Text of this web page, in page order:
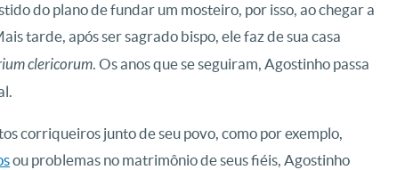
do plano de fundar um mosteiro, por isso, ao chegar a
tarde, após ser sagrado bispo, ele faz de sua casa
clericorum. Os anos que se seguiram, Agostinho passa
corriqueiros junto de seu povo, como por exemplo,
ou problemas no matrimônio de seus fiéis, Agostinho